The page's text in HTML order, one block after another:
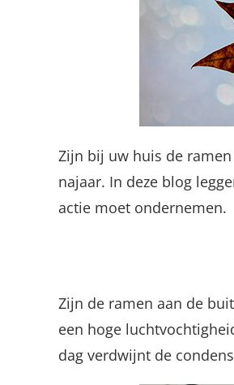
Zijn bij uw huis de
najaar. In deze blog
actie moet ondernemen.
Zijn de ramen aan de
een hoge
dag verdwijnt de